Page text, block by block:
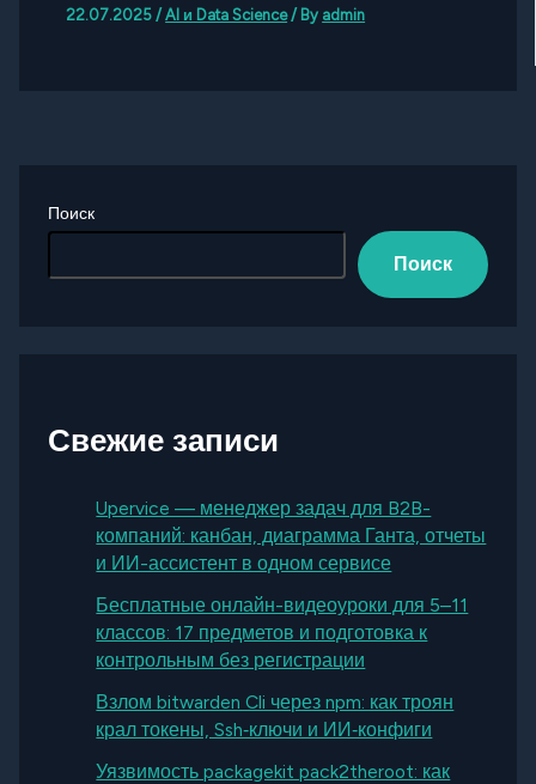
22.07.2025 /AI и Data Science/ By admin
Поиск
Поиск
Свежие записи
Upervice — менеджер задач для B2B-
компаний: канбан, диаграмма Ганта, отчеты
и ИИ-ассистент в одном сервисе
Бесплатные онлайн-видеоуроки для 5–11
классов: 17 предметов и подготовка к
контрольным без регистрации
Взлом bitwarden Cli через npm: как троян
крал токены, Ssh‑ключи и ИИ‑конфиги
Уязвимость packagekit pack2theroot: как